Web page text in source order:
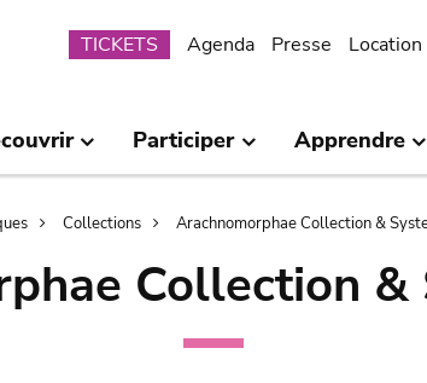
Submenu
TICKETS Agenda Presse
Participer Apprendre
Collections Arachnomorphae Collection &
Collection &